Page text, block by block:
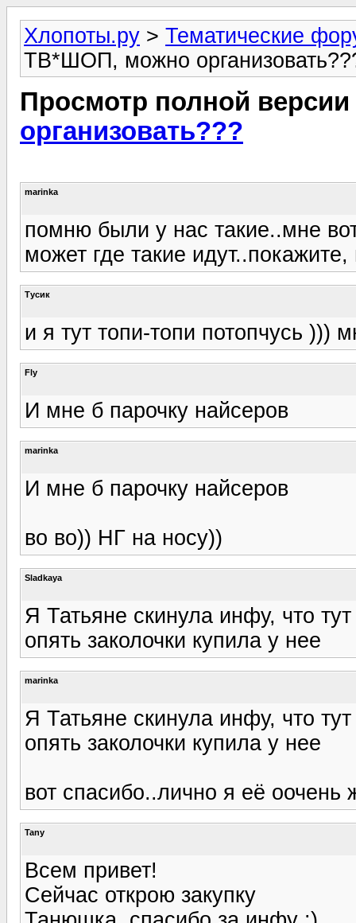
Хлопоты.ру > Тематические
ТВ*ШОП, можно
Просмотр полной
организовать???
marinka
помню были у нас такие..мне
может где такие
Тусик
и я тут топи-топи потопчусь )))
Fly
И мне б парочку найсеров
marinka
И мне б парочку найсеров
во во)) НГ на носу))
Sladkaya
Я Татьяне скинула инфу, что
опять заколочки купила у нее
marinka
Я Татьяне скинула инфу, что
опять заколочки купила у нее
вот спасибо..лично я её оочень
Tany
Всем привет!
Сейчас открою закупку